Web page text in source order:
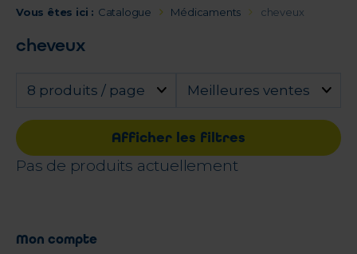
Vous êtes ici : Catalogue Médicaments cheveux
cheveux
8 produits / page Meilleures ventes
Afficher les filtres
Pas de produits actuellement
Mon compte